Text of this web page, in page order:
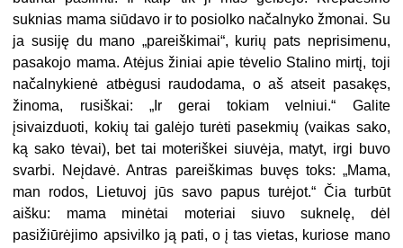
suknias mama siūdavo ir to posiolko načalnyko žmonai. Su
ja susiję du mano „pareiškimai“, kurių pats neprisimenu,
pasakojo mama. Atėjus žiniai apie tėvelio Stalino mirtį, toji
načalnykienė atbėgusi raudodama, o aš atseit pasakęs,
žinoma, rusiškai: „Ir gerai tokiam velniui.“ Galite
įsivaizduoti, kokių tai galėjo turėti pasekmių (vaikas sako,
ką sako tėvai), bet tai moteriškei siuvėja, matyt, irgi buvo
svarbi. Neįdavė. Antras pareiškimas buvęs toks: „Mama,
man rodos, Lietuvoj jūs savo papus turėjot.“ Čia turbūt
aišku: mama minėtai moteriai siuvo suknelę, dėl
pasižiūrėjimo apsivilko ją pati, o į tas vietas, kuriose mano